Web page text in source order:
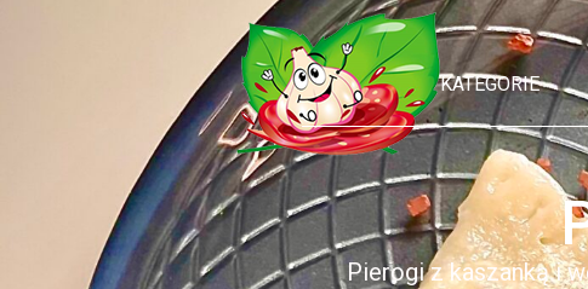
KATEGORIE
Pierogi z kaszanką i